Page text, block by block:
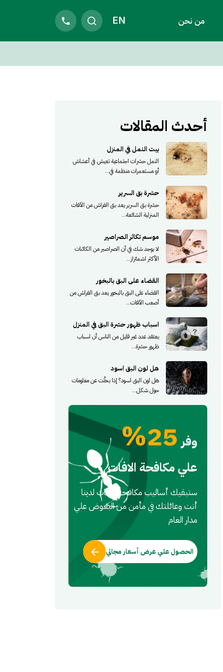
من نحن EN
أحدث المقالات
بيت النمل في المنزل
النمل حشرات اجتماعية تعيش في أعشاش
أو مستعمرات منظمة في...
حشرة بق السرير
حشرة بق السرير يعد بق الفراش من الآفات
المنزلية الشائعة...
موسم تكاثر الصراصير
لا يوجد شك في أن الصراصير من الكائنات
الأكثر اشمئزاز...
القضاء على البق بالبخور
القضاء على البق بالبخور يعد بق الفراش من
أصعب الآفات...
اسباب ظهور حشرة البق في المنزل
يعتقد عدد غير قليل من الناس أن اسباب
ظهور حشرة...
هل لون البق اسود
هل لون البق اسود؟ إذا بحثْت عن معلومات
حول شكل...
وفر 25%
علي مكافحة الافات
ستبقيك أساليب مكافحه الافات لدينا
أنت وعائلتك في مأمن من البعوض علي
مدار العام
الحصول علي عرض أسعار مجاني